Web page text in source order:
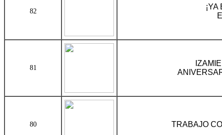
82
81
80 TRABAJO